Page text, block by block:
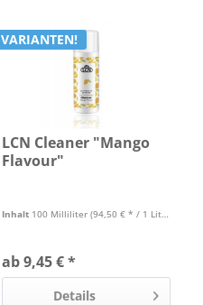
VARIANTEN!
LCN Cleaner "Mango
Flavour"
Inhalt 100 Milliliter (94,50 € * / 1 Liter)
ab 9,45 € *
Details